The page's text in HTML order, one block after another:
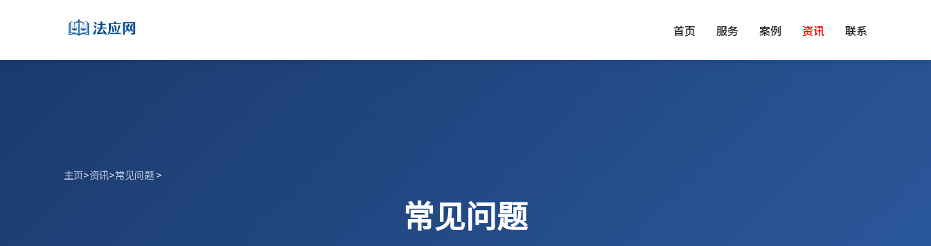
首页 服务 案例 资讯 联系
主页>资讯>常见问题>
常见问题